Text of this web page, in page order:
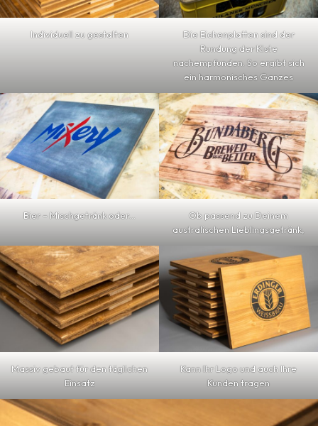
Individuell zu gestalten
Die Eichenplatten sind der
Rundung der Kiste
nachempfunden. So ergibt sich
ein harmonisches Ganzes
Bier – Mischgetränk oder…
Ob passend zu Deinem
australischen Lieblingsgetränk,
Massiv gebaut für den täglichen
Einsatz
Kann Ihr Logo und auch Ihre
Kunden tragen